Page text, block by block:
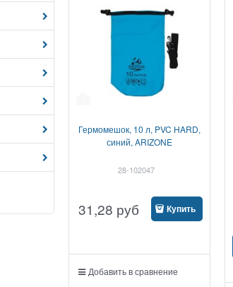
Гермомешок, 10 л, PVC HARD,
синий, ARIZONE
28-102047
31,28 руб Купить
Добавить в сравнение